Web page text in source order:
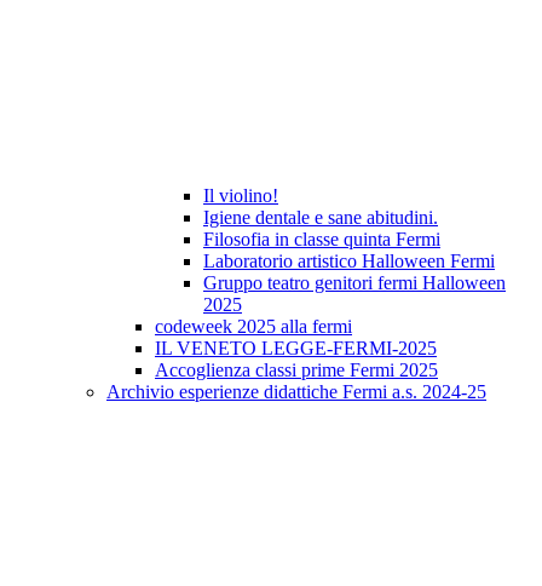
Il violino!
Igiene dentale e sane abitudini.
Filosofia in classe quinta Fermi
Laboratorio artistico Halloween Fermi
Gruppo teatro genitori fermi Halloween
2025
codeweek 2025 alla fermi
IL VENETO LEGGE-FERMI-2025
Accoglienza classi prime Fermi 2025
Archivio esperienze didattiche Fermi a.s. 2024-25